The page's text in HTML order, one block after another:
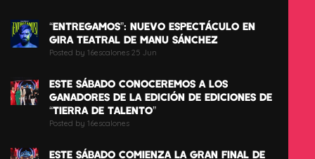
“ENTREGAMOS”: NUEVO ESPECTÁCULO EN
GIRA TEATRAL DE MANU SÁNCHEZ
Posted by 16escalones 25 Jun
ESTE SÁBADO CONOCEREMOS A LOS
GANADORES DE LA EDICIÓN DE EDICIONES DE
“TIERRA DE TALENTO”
Posted by 16escalones
ESTE SÁBADO COMIENZA LA GRAN FINAL DE